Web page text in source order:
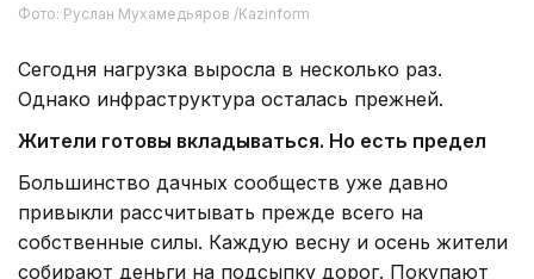
Фото: Руслан Мухамедьяров /Kazinform
Сегодня нагрузка выросла в несколько раз.
Однако инфраструктура осталась прежней.
Жители готовы вкладываться. Но есть предел
Большинство дачных сообществ уже давно
привыкли рассчитывать прежде всего на
собственные силы. Каждую весну и осень жители
собирают деньги на подсыпку дорог. Покупают